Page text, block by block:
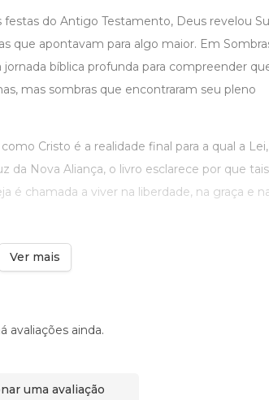
do Antigo Testamento, Deus revelou
que apontavam para algo maior. Em
bíblica profunda para compreender
mas sombras que encontraram seu pleno
Cristo é a realidade final para a qual a
da Nova Aliança, o livro esclarece por que
é chamada a viver na liberdade, na graça e
Ver mais
avaliações ainda.
uma avaliação